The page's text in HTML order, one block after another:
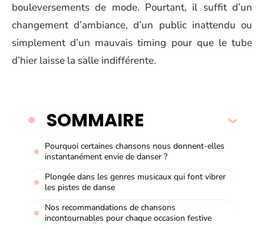
bouleversements de mode. Pourtant, il suffit d’un
changement d’ambiance, d’un public inattendu ou
simplement d’un mauvais timing pour que le tube
d’hier laisse la salle indifférente.
SOMMAIRE
Pourquoi certaines chansons nous donnent-elles
instantanément envie de danser ?
Plongée dans les genres musicaux qui font vibrer
les pistes de danse
Nos recommandations de chansons
incontournables pour chaque occasion festive